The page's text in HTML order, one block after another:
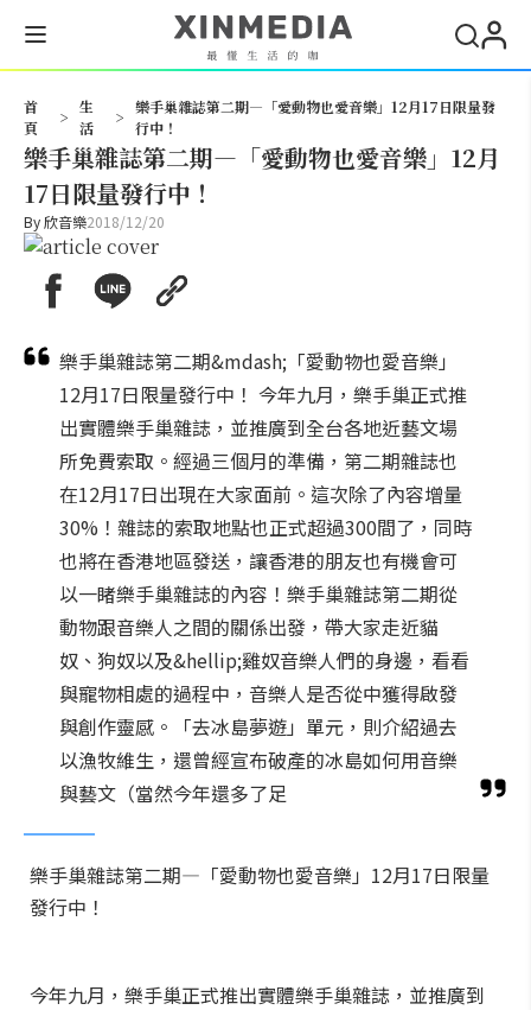
首
頁
>
生
活
>
樂手巢雜誌第二期—「愛動物也愛音樂」12月17日限量發
行中！
樂手巢雜誌第二期—「愛動物也愛音樂」12月
17日限量發行中！
By欣音樂2018/12/20
樂手巢雜誌第二期&mdash;「愛動物也愛音樂」
12月17日限量發行中！ 今年九月，樂手巢正式推
出實體樂手巢雜誌，並推廣到全台各地近藝文場
所免費索取。經過三個月的準備，第二期雜誌也
在12月17日出現在大家面前。這次除了內容增量
30%！雜誌的索取地點也正式超過300間了，同時
也將在香港地區發送，讓香港的朋友也有機會可
以一睹樂手巢雜誌的內容！樂手巢雜誌第二期從
動物跟音樂人之間的關係出發，帶大家走近貓
奴、狗奴以及&hellip;雞奴音樂人們的身邊，看看
與寵物相處的過程中，音樂人是否從中獲得啟發
與創作靈感。「去冰島夢遊」單元，則介紹過去
以漁牧維生，還曾經宣布破產的冰島如何用音樂
與藝文（當然今年還多了足
樂手巢雜誌第二期—「愛動物也愛音樂」12月17日限量
發行中！
今年九月，樂手巢正式推出實體樂手巢雜誌，並推廣到